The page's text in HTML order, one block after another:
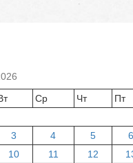
Ср Чт Пт
3 4 5 6
10 11 12